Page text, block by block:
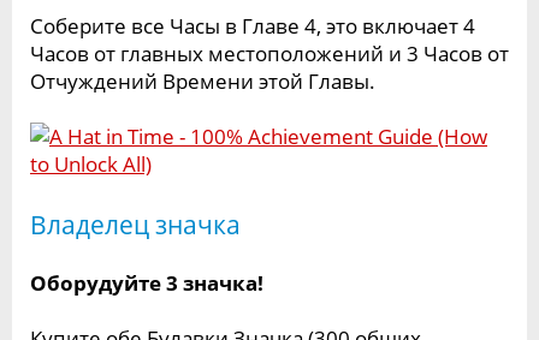
Соберите все Часы в Главе 4, это включает 4
Часов от главных местоположений и 3 Часов от
Отчуждений Времени этой Главы.
Владелец значка
Оборудуйте 3 значка!